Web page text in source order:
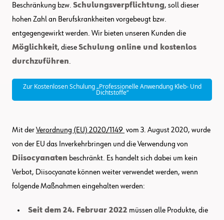
Beschränkung bzw. Schulungsverpflichtung, soll dieser
hohen Zahl an Berufskrankheiten vorgebeugt bzw.
entgegengewirkt werden. Wir bieten unseren Kunden die
Möglichkeit, dieseSchulung online und kostenlos
durchzuführen.
Zur Kostenlosen Schulung „Professionelle Anwendung Kleb- Und
Dichtstoffe“
Mit derVerordnung (EU) 2020/1149 vom 3. August 2020, wurde
von der EU das Inverkehrbringen und die Verwendung von
Diisocyanaten beschränkt. Es handelt sich dabei um kein
Verbot, Diisocyanate können weiter verwendet werden, wenn
folgende Maßnahmen eingehalten werden:
Seit dem 24. Februar 2022 müssen alle Produkte, die